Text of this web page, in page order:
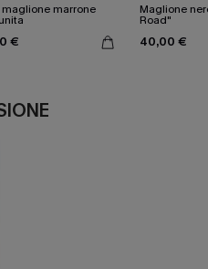
marrone
€
Maglione
Road"
40,00 €